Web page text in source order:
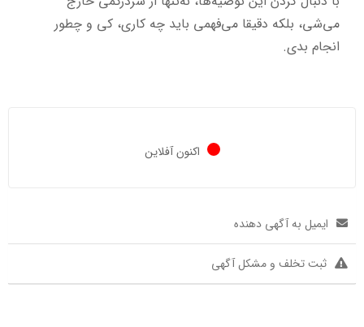
می‌شی، بلکه دقیقا می‌فهمی باید چه کاری، کی و چطور
انجام بدی.
اکنون آفلاین
ایمیل به آگهی دهنده
ثبت تخلف و مشکل آگهی